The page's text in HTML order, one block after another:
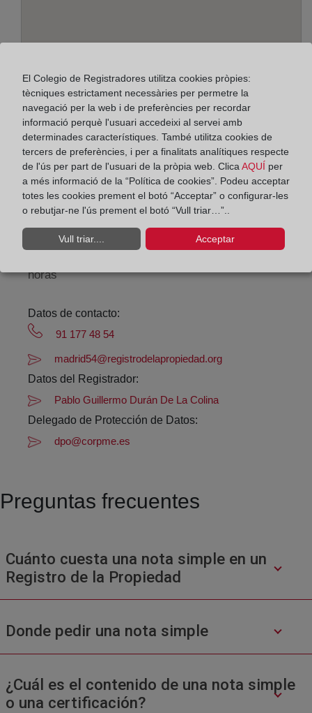
Adreça:
Alcalá, 540 - Edif. A - planta baja, 28027
Horario:
Agosto: De lunes a viernes de 09:00 a 14:00 horas
horas
Datos de contacto:
91 177 48 54
madrid54@registrodelapropiedad.org
Datos del Registrador:
Pablo Guillermo Durán De La Colina
Delegado de Protección de Datos:
dpo@corpme.es
Preguntas frecuentes
Cuánto cuesta una nota simple en un
Registro de la Propiedad
Donde pedir una nota simple
¿Cuál es el contenido de una nota simple
o una certificación?
El Colegio de Registradores utilitza cookies pròpies:
tècniques estrictament necessàries per permetre la
navegació per la web i de preferències per recordar
informació perquè l'usuari accedeixi al servei amb
determinades característiques. També utilitza cookies de
tercers de preferències, i per a finalitats analítiques respecte
de l'ús per part de l'usuari de la pròpia web. ClicaAQUÍ per
a més informació de la “Política de cookies”. Podeu acceptar
totes les cookies prement el botó “Acceptar” o configurar-les
o rebutjar-ne l'ús prement el botó “Vull triar…”..
Vull triar.... Acceptar